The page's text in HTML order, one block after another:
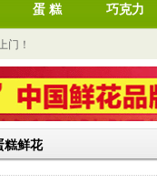
蛋 糕 巧克力
门！
糕鲜花